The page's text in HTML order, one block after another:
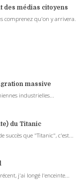
des médias citoyens
comprenez qu'on y arrivera...
massive
industrielles...
du Titanic
que "Titanic", c'est...
j'ai longé l'enceinte...